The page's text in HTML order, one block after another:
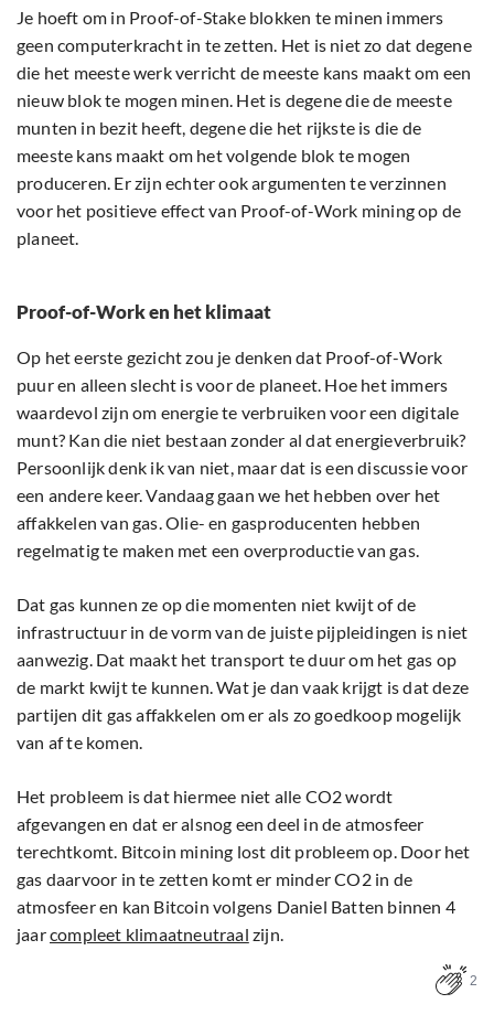
Je hoeft om in Proof-of-Stake blokken te minen immers
geen computerkracht in te zetten. Het is niet zo dat degene
die het meeste werk verricht de meeste kans maakt om een
nieuw blok te mogen minen. Het is degene die de meeste
munten in bezit heeft, degene die het rijkste is die de
meeste kans maakt om het volgende blok te mogen
produceren. Er zijn echter ook argumenten te verzinnen
voor het positieve effect van Proof-of-Work mining op de
planeet.
Proof-of-Work en het klimaat
Op het eerste gezicht zou je denken dat Proof-of-Work
puur en alleen slecht is voor de planeet. Hoe het immers
waardevol zijn om energie te verbruiken voor een digitale
munt? Kan die niet bestaan zonder al dat energieverbruik?
Persoonlijk denk ik van niet, maar dat is een discussie voor
een andere keer. Vandaag gaan we het hebben over het
affakkelen van gas. Olie- en gasproducenten hebben
regelmatig te maken met een overproductie van gas.
Dat gas kunnen ze op die momenten niet kwijt of de
infrastructuur in de vorm van de juiste pijpleidingen is niet
aanwezig. Dat maakt het transport te duur om het gas op
de markt kwijt te kunnen. Wat je dan vaak krijgt is dat deze
partijen dit gas affakkelen om er als zo goedkoop mogelijk
van af te komen.
Het probleem is dat hiermee niet alle CO2 wordt
afgevangen en dat er alsnog een deel in de atmosfeer
terechtkomt. Bitcoin mining lost dit probleem op. Door het
gas daarvoor in te zetten komt er minder CO2 in de
atmosfeer en kan Bitcoin volgens Daniel Batten binnen 4
jaarcompleet klimaatneutraal zijn.
2